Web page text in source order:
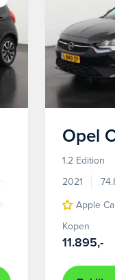
cruise control
Opel
1.2 Edition
2021
Apple
Kopen
11.895,-